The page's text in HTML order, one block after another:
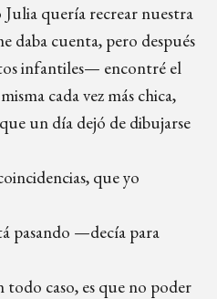
quería recrear nuestra
daba cuenta, pero después
infantiles— encontré el
cada vez más chica,
un día dejó de dibujarse
que yo
pasando —decía para
caso, es que no poder